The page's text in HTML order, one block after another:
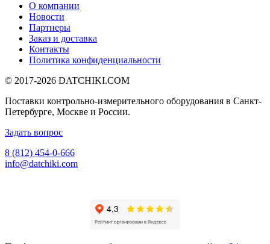
О компании
Новости
Партнеры
Заказ и доставка
Контакты
Политика конфиденциальности
© 2017-2026 DATCHIKI.COM
Поставки контрольно-измерительного оборудования в Санкт-
Петербурге, Москве и России.
Задать вопрос
8 (812) 454-0-666
info@datchiki.com